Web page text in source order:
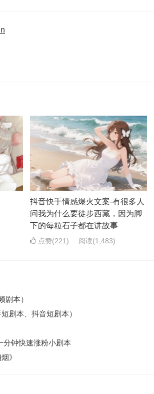
抖音快手情感爆火文案-有很多人
问我为什么要徒步西藏，因为脚
下的每粒石子都在讲故事
点赞(221) 阅读(1,483)
剧本）
剧本、抖音短剧本）
分钟快速涨粉小剧本
》